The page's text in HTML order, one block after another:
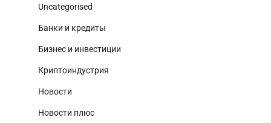
Uncategorised
Банки и кредиты
Бизнес и инвестиции
Криптоиндустрия
Новости
Новости плюс